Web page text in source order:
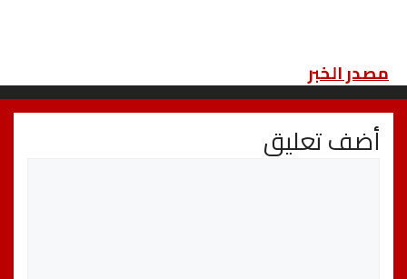
مصدر الخبر
أضف تعليق